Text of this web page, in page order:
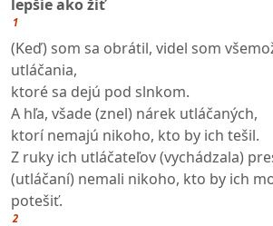
lepšie ako žiť
1
(Keď) som sa obrátil, videl som
utláčania,
ktoré sa dejú pod slnkom.
A hľa, všade (znel) nárek utláčaných,
ktorí nemajú nikoho, kto by ich tešil.
Z ruky ich utláčateľov (vychádzala)
(utláčaní) nemali nikoho, kto by ich
potešiť.
2